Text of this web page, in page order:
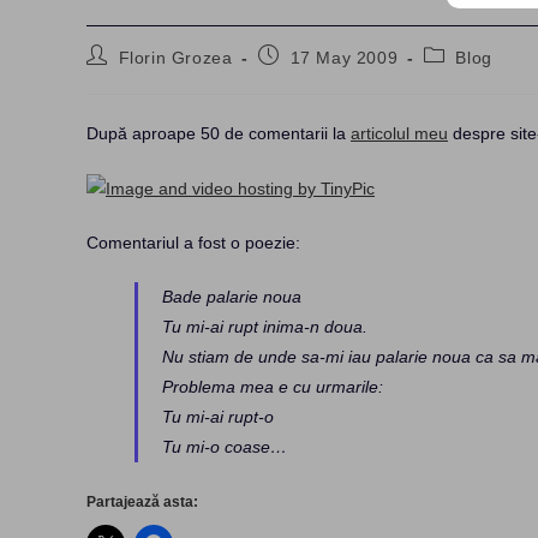
PostFlorin Grozea
Post17 May 2009
PostBlog
După aproape 50 de comentarii la articolul meu despre
Comentariul a fost o poezie:
Bade palarie noua
Tu mi-ai rupt inima-n doua.
Nu stiam de unde sa-mi iau palarie noua ca sa
Problema mea e cu urmarile:
Tu mi-ai rupt-o
Tu mi-o coase…
Partajează asta: